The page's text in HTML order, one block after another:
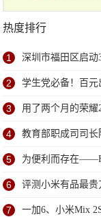
热度排行
1 深圳市福田区启动
2 学生党必备！百
3 用了两个月的荣
4 教育部职成司司
研
5 为便利而存在
6 评测小米有品最
7 一加6、小米Mix